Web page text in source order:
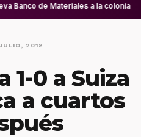
Banco de Materiales a la colonia
2018
1-0 a Suiza
a cuartos